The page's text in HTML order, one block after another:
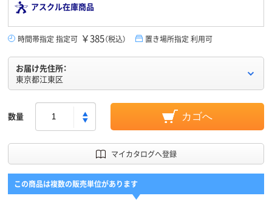
アスクル在庫商品
時間帯指定 指定可 ￥385（税込） 置き場所指定 利用可
お届け先住所：
東京都江東区
数量 カゴへ
マイカタログへ登録
この商品は複数の販売単位があります